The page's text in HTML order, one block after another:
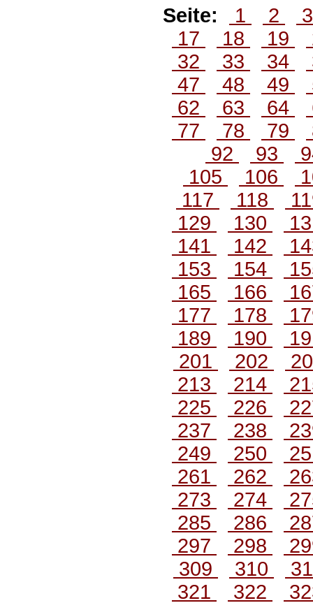
Seite: 1 2
17
18 19
32
33 34
47
48 49
62
63 64
77
78 79
92
93
105
106
117
118
129
130
141
142
153
154
165
166
177
178
189
190
201
202
213
214
225
226
237
238
249
250
261
262
273
274
285
286
297
298
309
310
321
322